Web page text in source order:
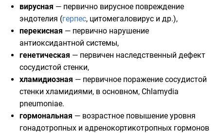
вирусная — первично вирусное повреждение
эндотелия (герпес, цитомегаловирус и др.),
перекисная — первично нарушение
антиоксидантной системы,
генетическая — первичен наследственный дефект
сосудистой стенки,
хламидиозная — первичное поражение сосудистой
стенки хламидиями, в основном, Chlamydia
pneumoniae.
гормональная — возрастное повышение уровня
гонадотропных и адренокортикотропных гормонов